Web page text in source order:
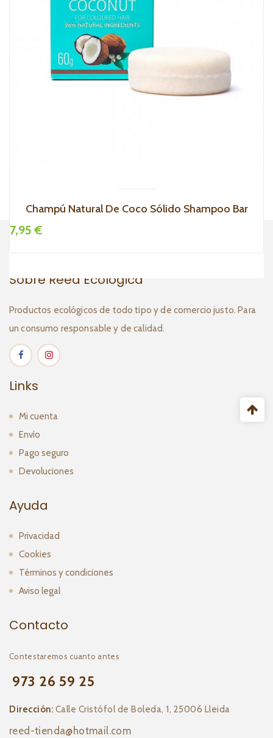
Champú Natural De Coco Sólido Shampoo Bar
7,95 €
Sobre Reed Ecológica
Productos ecológicos de todo tipo y de comercio justo. Para
un consumo responsable y de calidad.
Links
Mi cuenta
Envío
Pago seguro
Devoluciones
Ayuda
Privacidad
Cookies
Términos y condiciones
Aviso legal
Contacto
Contestaremos cuanto antes
973 26 59 25
Dirección: Calle Cristófol de Boleda, 1, 25006 Lleida
reed-tienda@hotmail.com